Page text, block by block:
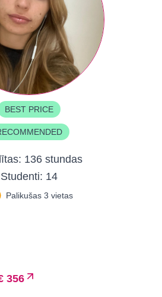
BEST PRICE
136 stundas
Studenti: 14
Palikušas 3 vietas
356